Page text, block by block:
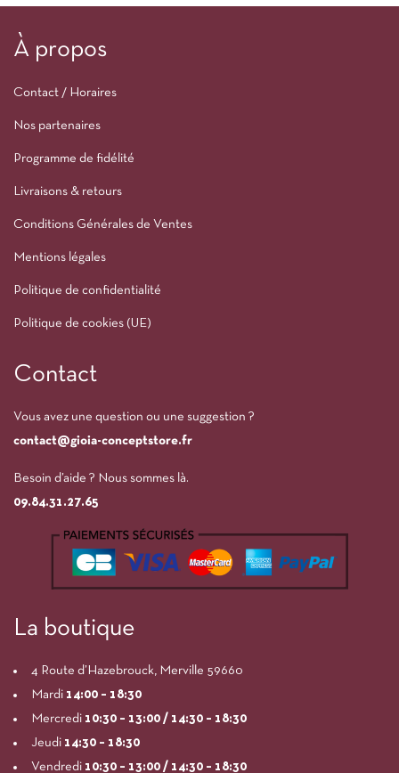
À propos
Contact / Horaires
Nos partenaires
Programme de fidélité
Livraisons & retours
Conditions Générales de Ventes
Mentions légales
Politique de confidentialité
Politique de cookies (UE)
Contact
Vous avez une question ou une suggestion ?
contact@gioia-conceptstore.fr
Besoin d’aide ? Nous sommes là.
09.84.31.27.65
La boutique
4 Route d’Hazebrouck, Merville 59660
Mardi 14:00 – 18:30
Mercredi 10:30 – 13:00 / 14:30 – 18:30
Jeudi 14:30 – 18:30
Vendredi 10:30 – 13:00 / 14:30 – 18:30